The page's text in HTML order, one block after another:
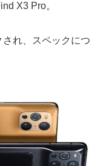
X3 Pro。
れ、スペックにつ